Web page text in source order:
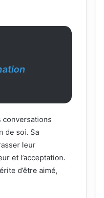
conversations
de soi. Sa
leur
et l’acceptation.
d’être aimé,